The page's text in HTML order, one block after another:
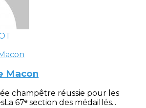
Macon
champêtre réussie pour les
67ᵉ section des médaillés...